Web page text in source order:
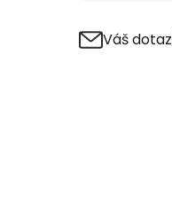
Váš dotaz